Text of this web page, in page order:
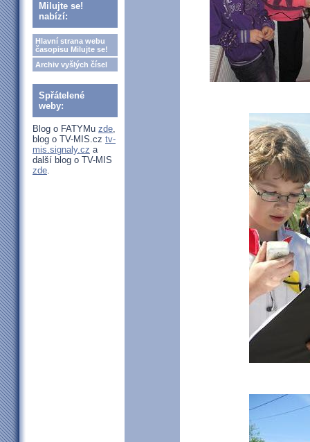
Milujte se!
nabízí:
Hlavní strana webu
časopisu Milujte se!
Archiv vyšlých čísel
Spřátelené
weby:
Blog o FATYMu zde,
blog o TV-MIS.cz tv-
mis.signaly.cz a
další blog o TV-MIS
zde.